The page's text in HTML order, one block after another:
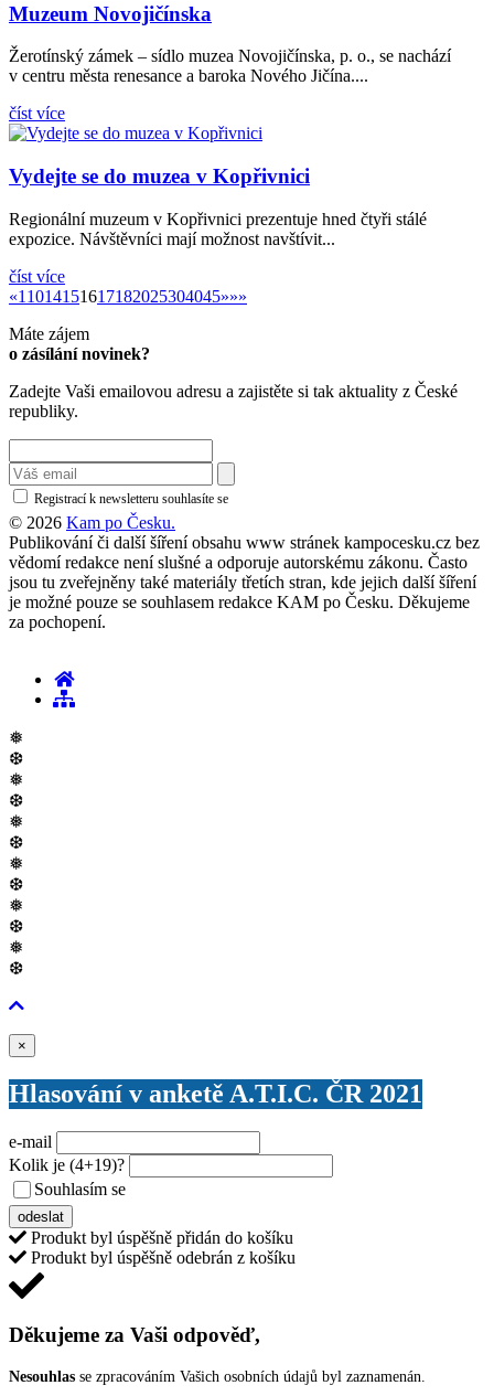
Muzeum Novojičínska
Žerotínský zámek – sídlo muzea Novojičínska, p. o., se nachází
v centru města renesance a baroka Nového Jičína....
číst více
Vydejte se do muzea v Kopřivnici
Regionální muzeum v Kopřivnici prezentuje hned čtyři stálé
expozice. Návštěvníci mají možnost navštívit...
číst více
««1 1014151617182025304045»»
»»
Máte zájem
o zásílání novinek?
Zadejte Vaši emailovou adresu a zajistěte si tak aktuality z České
republiky.
Registrací k newsletteru souhlasíte se
© 2026 Kam po Česku.
Publikování či další šíření obsahu www stránek kampocesku.cz bez
vědomí redakce není slušné a odporuje autorskému zákonu. Často
jsou tu zveřejněny také materiály třetích stran, kde jejich další šíření
je možné pouze se souhlasem redakce KAM po Česku. Děkujeme
za pochopení.
❅
❆
❅
❆
❅
❆
❅
❆
❅
❆
❅
❆
×
Hlasování v anketě A.T.I.C. ČR 2021
e-mail
Kolik je (4+19)?
Souhlasím se
odeslat
Produkt byl úspěšně přidán do košíku
Produkt byl úspěšně odebrán z košíku
Děkujeme za Vaši odpověď,
Nesouhlas se zpracováním Vašich osobních údajů byl zaznamenán.